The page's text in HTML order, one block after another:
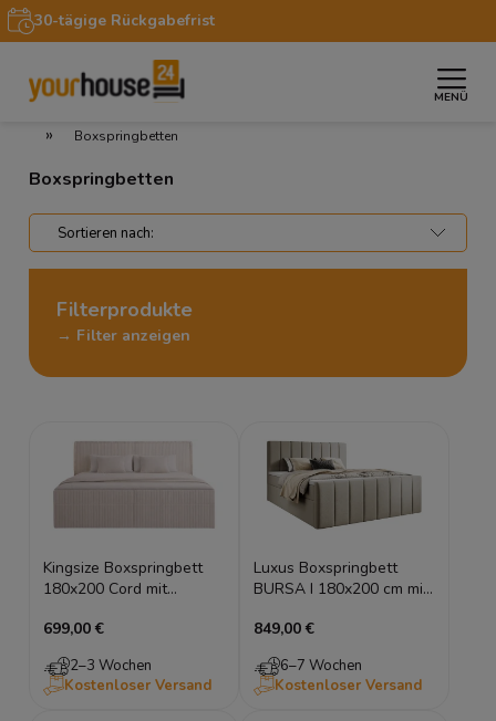
30-tägige Rückgabefrist
MENÜ
Startseite » Wohnbereiche Betten
» Boxspringbetten
Boxspringbetten
Filterprodukte
→ Filter anzeigen
Kingsize Boxspringbett
180x200 Cord mit
699,00 €
2–3 Wochen
Kostenloser Versand
Luxus Boxspringbett
BURSA I 180x200 cm mit
849,00 €
6–7 Wochen
Kostenloser Versand